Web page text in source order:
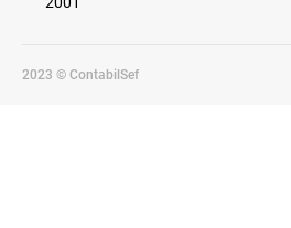
2023 © ContabilSef